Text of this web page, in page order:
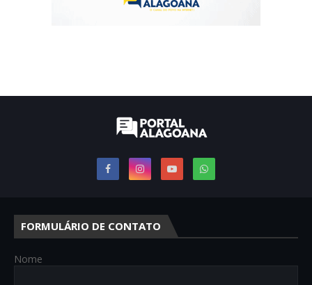
FORMULÁRIO DE CONTATO
Nome